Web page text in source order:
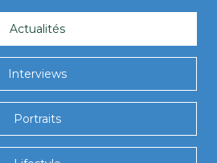
Actualités
Interviews
Portraits